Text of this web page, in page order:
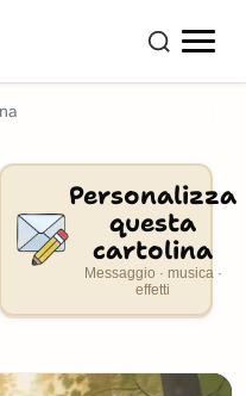
Personalizza
questa
cartolina
Messaggio · musica ·
effetti